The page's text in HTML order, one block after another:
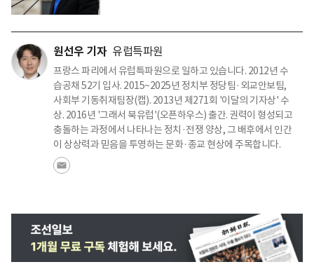
원선우 기자 유럽특파원
프랑스 파리에서 유럽특파원으로 일하고 있습니다. 2012년 수
습공채 52기 입사. 2015~2025년 정치부 정당팀·외교안보팀,
사회부 기동취재팀장(캡). 2013년 제271회 '이달의 기자상' 수
상. 2016년 '그래서 북유럽'(오픈하우스) 출간. 권력이 형성되고
충돌하는 과정에서 나타나는 정치·전쟁 양상, 그 배후에서 인간
이 상상력과 믿음을 투영하는 문화·종교 현상에 주목합니다.